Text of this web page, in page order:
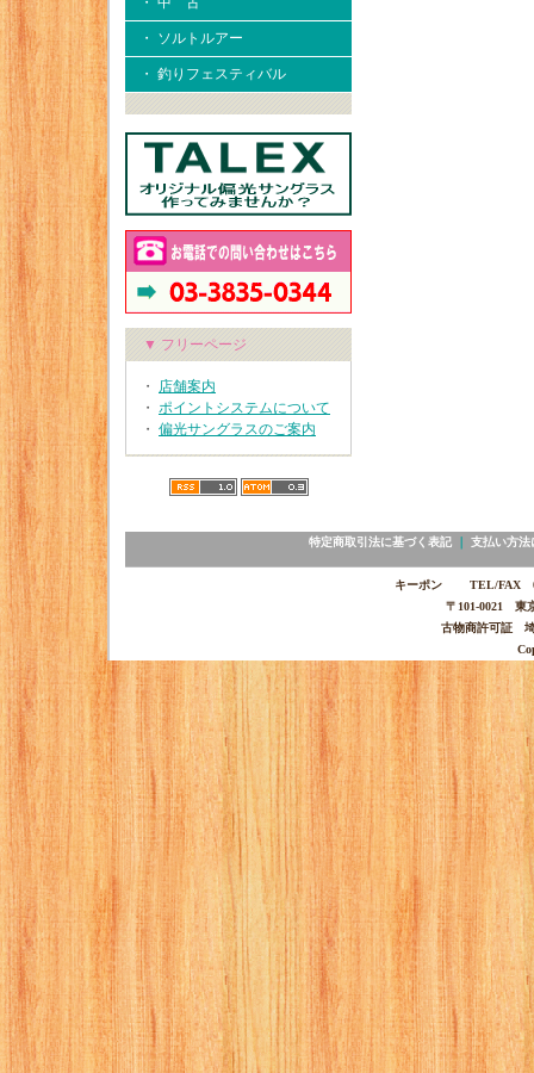
・ ソルトルアー
・ 釣りフェスティバル
▼ フリーページ
・ 店舗案内
・ ポイントシステムについて
・ 偏光サングラスのご案内
特定商取引法に基づく表記｜ 支払い方法
キーポン TEL/FAX
〒101-0021 東
古物商許可証